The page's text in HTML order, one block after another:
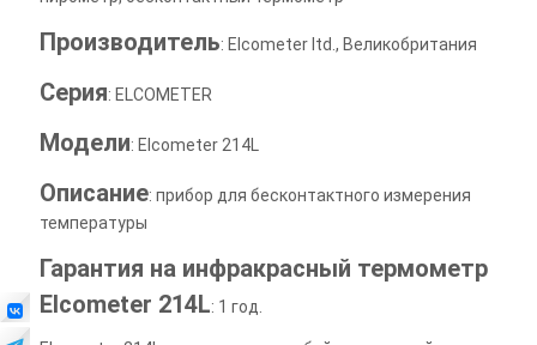
Производитель: Elcometer ltd., Великобритания
Серия: ELCOMETER
Модели: Elcometer 214L
Описание: прибор для бесконтактного измерения
температуры
Гарантия на инфракрасный термометр
Elcometer 214L: 1 год.